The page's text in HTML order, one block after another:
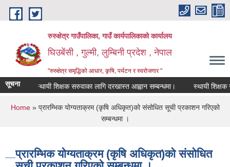
Skip to main content
रुरुक्षेत्र गाउँपालिका, गाउँ कार्यपालिकाको कार्यालय
घिउबेंसी , गुल्मी, लुम्बिनी प्रदेश , नेपाल
"रुरुक्षेत्र समृद्धिको आधार, कृषि, पर्यटन र स्वरोजगार "
सूचना स्थायी शिक्षक सरुवाका लागि दरखास्त आह्वान सम्बन्धमा। स्थायी शिक्षक
You are here
Home» प्रारम्भिक योग्यताक्रम (कृषि अधिकृत)को संसोधित सूची प्रकाशन गरिएको
सम्बन्धमा ।
प्रारम्भिक योग्यताक्रम (कृषि अधिकृत)को संसोधित